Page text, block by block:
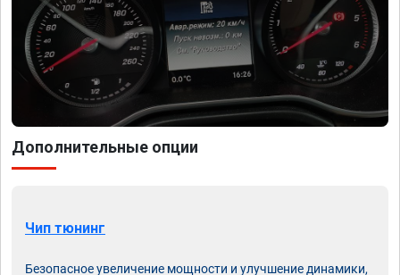
Дополнительные опции
Чип тюнинг
Безопасное увеличение мощности и улучшение динамики,